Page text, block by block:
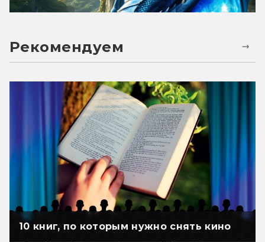
Рекомендуем
10 книг, по которым нужно снять кино